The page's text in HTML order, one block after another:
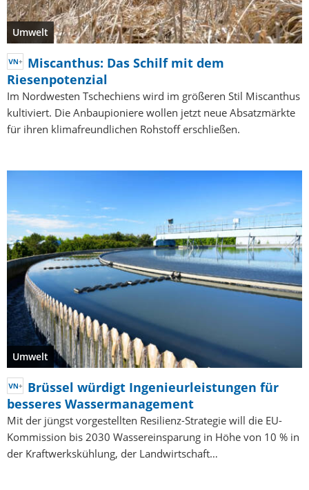
Umwelt
Miscanthus: Das Schilf mit dem
Riesenpotenzial
Im Nordwesten Tschechiens wird im größeren Stil Miscanthus
kultiviert. Die Anbaupioniere wollen jetzt neue Absatzmärkte
für ihren klimafreundlichen Rohstoff erschließen.
Umwelt
Brüssel würdigt Ingenieurleistungen für
besseres Wassermanagement
Mit der jüngst vorgestellten Resilienz-Strategie will die EU-
Kommission bis 2030 Wassereinsparung in Höhe von 10 % in
der Kraftwerkskühlung, der Landwirtschaft…